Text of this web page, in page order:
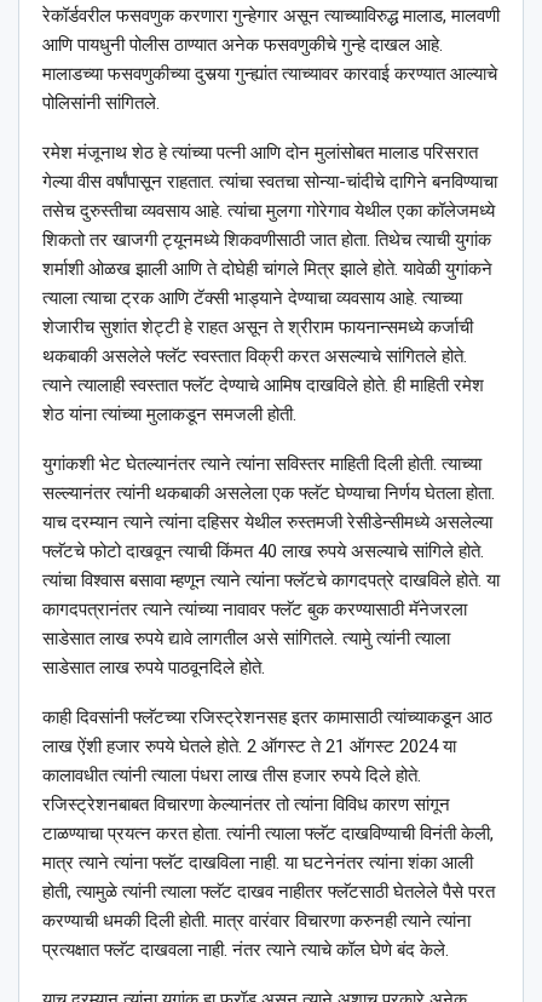
रेकॉर्डवरील फसवणुक करणारा गुन्हेगार असून त्याच्याविरुद्ध मालाड, मालवणी
आणि पायधुनी पोलीस ठाण्यात अनेक फसवणुकीचे गुन्हे दाखल आहे.
मालाडच्या फसवणुकीच्या दुसर्‍या गुन्ह्यांत त्याच्यावर कारवाई करण्यात आल्याचे
पोलिसांनी सांगितले.
रमेश मंजूनाथ शेठ हे त्यांच्या पत्नी आणि दोन मुलांसोबत मालाड परिसरात
गेल्या वीस वर्षांपासून राहतात. त्यांचा स्वतचा सोन्या-चांदीचे दागिने बनविण्याचा
तसेच दुरुस्तीचा व्यवसाय आहे. त्यांचा मुलगा गोरेगाव येथील एका कॉलेजमध्ये
शिकतो तर खाजगी ट्यूनमध्ये शिकवणीसाठी जात होता. तिथेच त्याची युगांक
शर्माशी ओळख झाली आणि ते दोघेही चांगले मित्र झाले होते. यावेळी युगांकने
त्याला त्याचा ट्रक आणि टॅक्सी भाड्याने देण्याचा व्यवसाय आहे. त्याच्या
शेजारीच सुशांत शेट्टी हे राहत असून ते श्रीराम फायनान्समध्ये कर्जाची
थकबाकी असलेले फ्लॅट स्वस्तात विक्री करत असल्याचे सांगितले होते.
त्याने त्यालाही स्वस्तात फ्लॅट देण्याचे आमिष दाखविले होते. ही माहिती रमेश
शेठ यांना त्यांच्या मुलाकडून समजली होती.
युगांकशी भेट घेतल्यानंतर त्याने त्यांना सविस्तर माहिती दिली होती. त्याच्या
सल्ल्यानंतर त्यांनी थकबाकी असलेला एक फ्लॅट घेण्याचा निर्णय घेतला होता.
याच दरम्यान त्याने त्यांना दहिसर येथील रुस्तमजी रेसीडेन्सीमध्ये असलेल्या
फ्लॅटचे फोटो दाखवून त्याची किंमत 40 लाख रुपये असल्याचे सांगिले होते.
त्यांचा विश्वास बसावा म्हणून त्याने त्यांना फ्लॅटचे कागदपत्रे दाखविले होते. या
कागदपत्रानंतर त्याने त्यांच्या नावावर फ्लॅट बुक करण्यासाठी मॅनेजरला
साडेसात लाख रुपये द्यावे लागतील असे सांगितले. त्यामुे त्यांनी त्याला
साडेसात लाख रुपये पाठवूनदिले होते.
काही दिवसांनी फ्लॅटच्या रजिस्ट्रेशनसह इतर कामासाठी त्यांच्याकडून आठ
लाख ऐंशी हजार रुपये घेतले होते. 2 ऑगस्ट ते 21 ऑगस्ट 2024 या
कालावधीत त्यांनी त्याला पंधरा लाख तीस हजार रुपये दिले होते.
रजिस्ट्रेशनबाबत विचारणा केल्यानंतर तो त्यांना विविध कारण सांगून
टाळण्याचा प्रयत्न करत होता. त्यांनी त्याला फ्लॅट दाखविण्याची विनंती केली,
मात्र त्याने त्यांना फ्लॅट दाखविला नाही. या घटनेनंतर त्यांना शंका आली
होती, त्यामुळे त्यांनी त्याला फ्लॅट दाखव नाहीतर फ्लॅटसाठी घेतलेले पैसे परत
करण्याची धमकी दिली होती. मात्र वारंवार विचारणा करुनही त्याने त्यांना
प्रत्यक्षात फ्लॅट दाखवला नाही. नंतर त्याने त्याचे कॉल घेणे बंद केले.